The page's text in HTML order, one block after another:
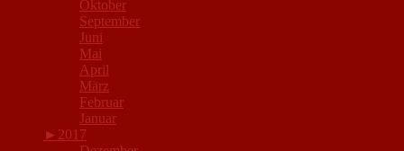
Oktober
September
Juni
Mai
April
März
Februar
Januar
► 2017